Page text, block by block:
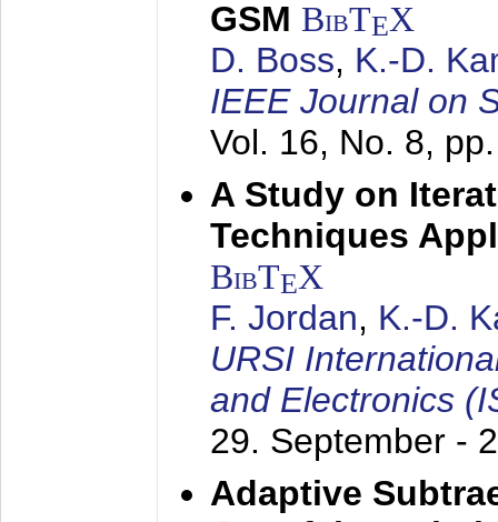
GSM BibTEX
D. Boss, K.-D.
IEEE Journal on
Vol. 16, No. 8,
A Study on
Techniques
BibTEX
F. Jordan, K.-D.
URSI
and Electronics
29. September -
Adaptive